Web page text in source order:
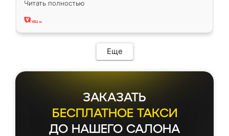
два года, нареканий нет.
Читать полностью
Еще
ЗАКАЗАТЬ
БЕСПЛАТНОЕ ТАКСИ
ДО НАШЕГО САЛОНА